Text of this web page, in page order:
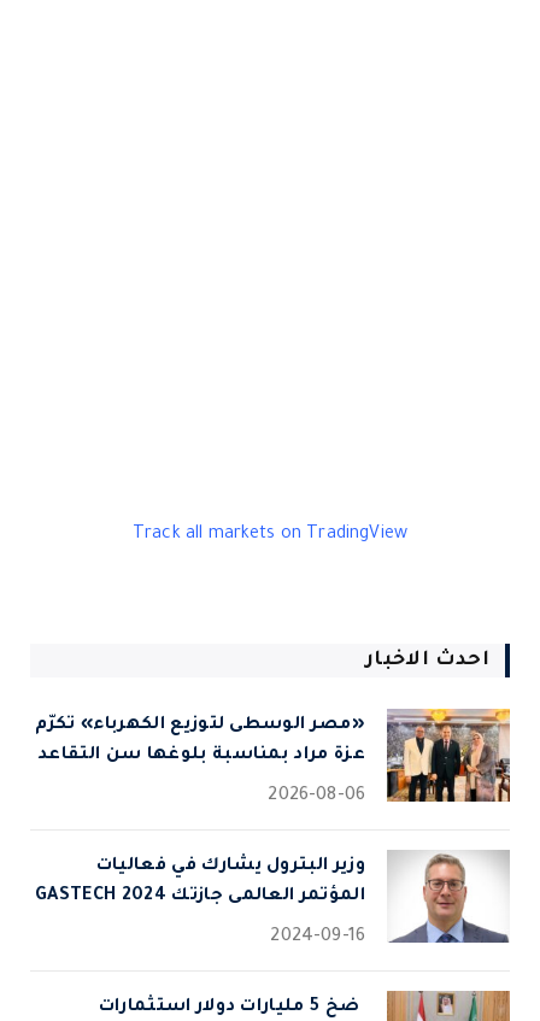
Track all markets on TradingView
احدث الاخبار
«مصر الوسطى لتوزيع الكهرباء» تكرّم
عزة مراد بمناسبة بلوغها سن التقاعد
2026-08-06
وزير البترول يشارك في فعاليات
المؤتمر العالمى جازتك 2024 GASTECH
2024-09-16
⁠ ضخ 5 مليارات دولار استثمارات